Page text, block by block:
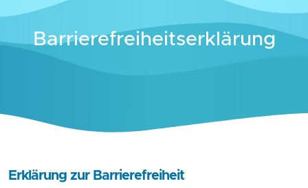
Barriere­freiheits­erklärung
Erklärung zur Barrierefreiheit